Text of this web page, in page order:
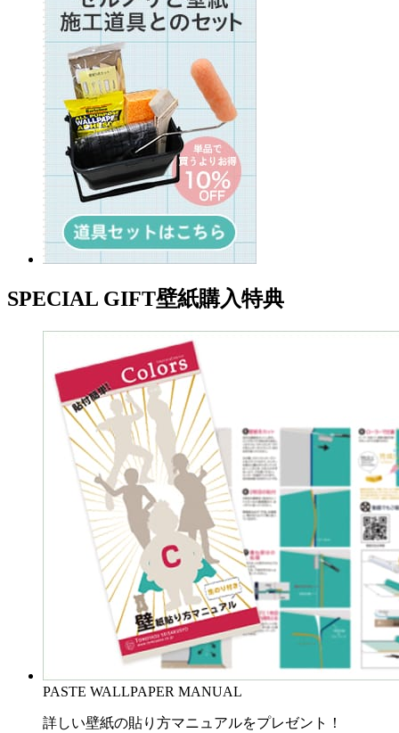
SPECIAL GIFT壁紙購入特典
PASTE WALLPAPER MANUAL
詳しい壁紙の貼り方マニュアルをプレゼント！